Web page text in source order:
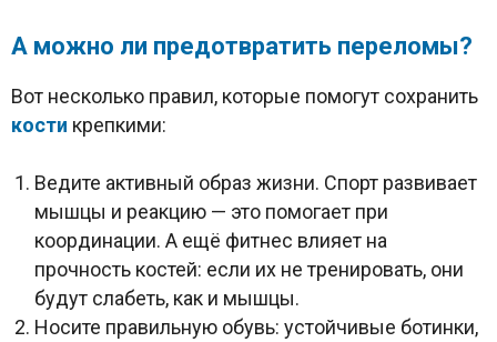
А можно ли предотвратить переломы?
Вот несколько правил, которые помогут сохранить
кости крепкими:
Ведите активный образ жизни. Спорт развивает
мышцы и реакцию — это помогает при
координации. А ещё фитнес влияет на
прочность костей: если их не тренировать, они
будут слабеть, как и мышцы.
Носите правильную обувь: устойчивые ботинки,